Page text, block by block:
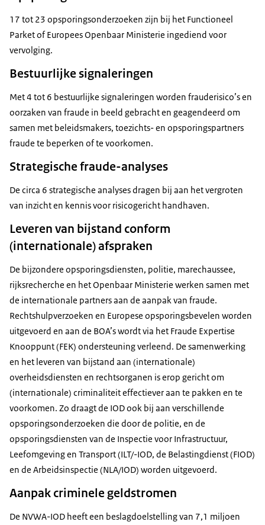
17 tot 23 opsporingsonderzoeken zijn bij het Functioneel
Parket of Europees Openbaar Ministerie ingediend voor
vervolging.
Bestuurlijke signaleringen
Met 4 tot 6 bestuurlijke signaleringen worden frauderisico’s en
oorzaken van fraude in beeld gebracht en geagendeerd om
samen met beleidsmakers, toezichts- en opsporingspartners
fraude te beperken of te voorkomen.
Strategische fraude-analyses
De circa 6 strategische analyses dragen bij aan het vergroten
van inzicht en kennis voor risicogericht handhaven.
Leveren van bijstand conform
(internationale) afspraken
De bijzondere opsporingsdiensten, politie, marechaussee,
rijksrecherche en het Openbaar Ministerie werken samen met
de internationale partners aan de aanpak van fraude.
Rechtshulpverzoeken en Europese opsporingsbevelen worden
uitgevoerd en aan de BOA’s wordt via het Fraude Expertise
Knooppunt (FEK) ondersteuning verleend. De samenwerking
en het leveren van bijstand aan (internationale)
overheidsdiensten en rechtsorganen is erop gericht om
(internationale) criminaliteit effectiever aan te pakken en te
voorkomen. Zo draagt de IOD ook bij aan verschillende
opsporingsonderzoeken die door de politie, en de
opsporingsdiensten van de Inspectie voor Infrastructuur,
Leefomgeving en Transport (ILT/-IOD, de Belastingdienst (FIOD)
en de Arbeidsinspectie (NLA/IOD) worden uitgevoerd.
Aanpak criminele geldstromen
De NVWA-IOD heeft een beslagdoelstelling van 7,1 miljoen